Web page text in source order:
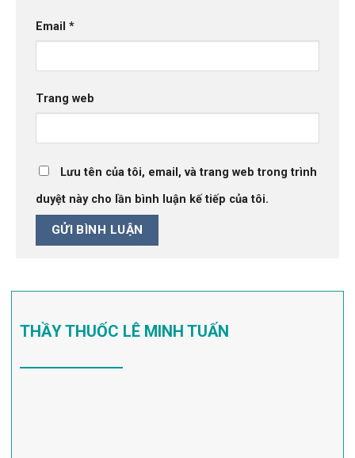
Email *
Trang web
Lưu tên của tôi, email, và trang web trong trình
duyệt này cho lần bình luận kế tiếp của tôi.
THẦY THUỐC LÊ MINH TUẤN